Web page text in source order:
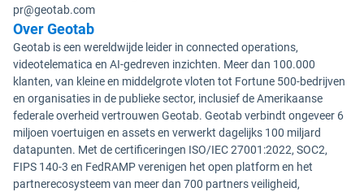
pr@geotab.com
Over Geotab
Geotab is een wereldwijde leider in connected operations,
videotelematica en AI-gedreven inzichten. Meer dan 100.000
klanten, van kleine en middelgrote vloten tot Fortune 500-bedrijven
en organisaties in de publieke sector, inclusief de Amerikaanse
federale overheid vertrouwen Geotab. Geotab verbindt ongeveer 6
miljoen voertuigen en assets en verwerkt dagelijks 100 miljard
datapunten. Met de certificeringen ISO/IEC 27001:2022, SOC2,
FIPS 140-3 en FedRAMP verenigen het open platform en het
partnerecosysteem van meer dan 700 partners veiligheid,